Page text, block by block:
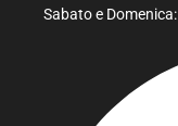
Sabato e